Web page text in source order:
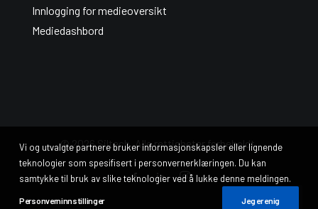
Innlogging for medieoversikt
Mediedashbord
© 2026 Siltech. Alle rettigheter forbeholdt.
Vi og utvalgte partnere bruker informasjonskapsler eller lignende
teknologier som spesifisert i personvernerklæringen. Du kan
samtykke til bruk av slike teknologier ved å lukke denne meldingen.
Personverninnstillinger Jeg er enig